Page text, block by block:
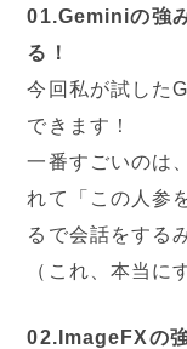
01.Geminiの強
る！
今回私が試した
できます！
一番すごいのは
れて「この人参
るで会話をする
（これ、本当に
02.ImageFXの